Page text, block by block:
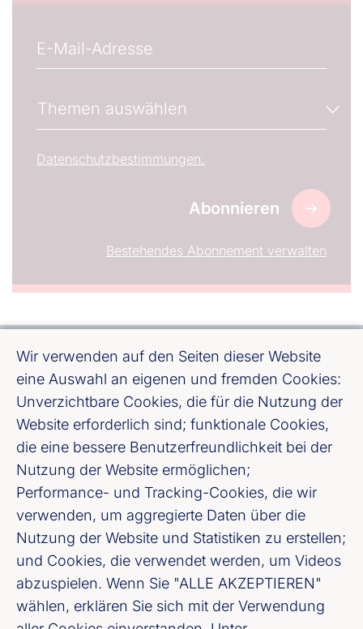
E-Mail
Newsletter-Abonnements verwalten
Themen auswählen
Datenschutzbestimmungen.
Bestehendes Abonnement verwalten
Wir verwenden auf den Seiten dieser Website
eine Auswahl an eigenen und fremden Cookies:
Unverzichtbare Cookies, die für die Nutzung der
Website erforderlich sind; funktionale Cookies,
die eine bessere Benutzerfreundlichkeit bei der
Nutzung der Website ermöglichen;
Performance- und Tracking-Cookies, die wir
verwenden, um aggregierte Daten über die
Nutzung der Website und Statistiken zu erstellen;
und Cookies, die verwendet werden, um Videos
abzuspielen. Wenn Sie "ALLE AKZEPTIEREN"
wählen, erklären Sie sich mit der Verwendung
Bundesverband deutscher Banken e. V.
Burgstraße 28, 10178 Berlin
Fußzeile (Bankenverband)
Impressum
LinkedIn
Youtube